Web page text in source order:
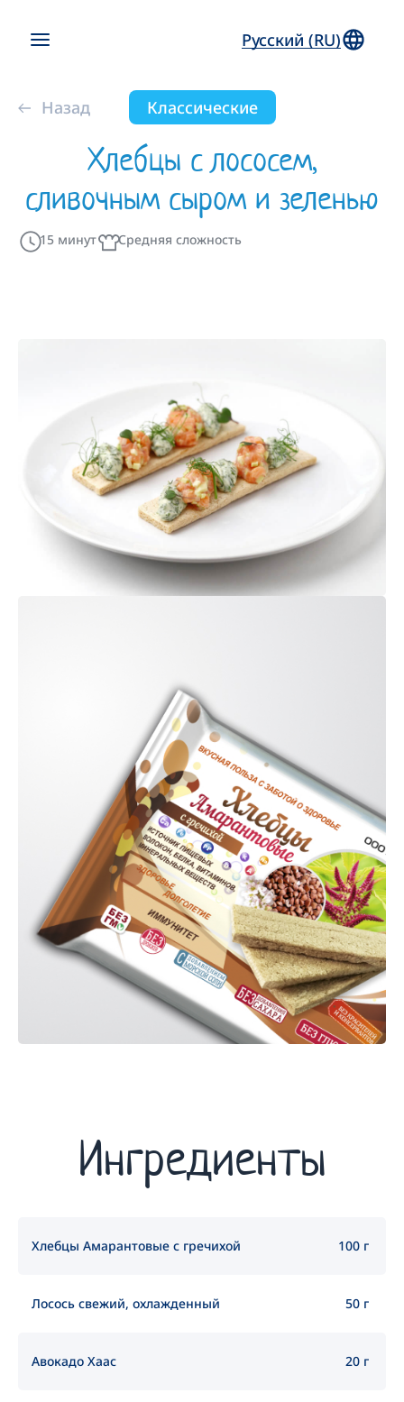
Русский (RU)
Назад Классические
Хлебцы с лососем,
сливочным сыром и зеленью
15 минут Средняя сложность
Ингредиенты
Хлебцы Амарантовые с гречихой 100 г
Лосось свежий, охлажденный 50 г
Авокадо Хаас 20 г